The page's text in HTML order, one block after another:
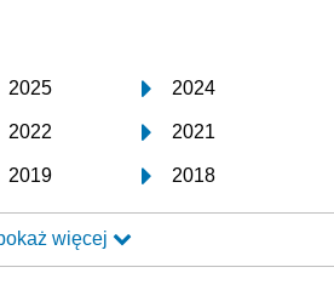
2025 2024
2022 2021
2019 2018
2016 2015
2013 2012
więcej